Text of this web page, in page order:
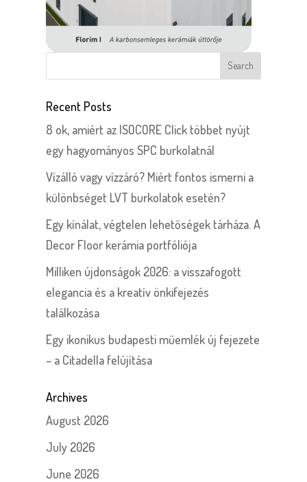
Recent Posts
8 ok, amiért az ISOCORE Click többet nyújt
egy hagyományos SPC burkolatnál
Vízálló vagy vízzáró? Miért fontos ismerni a
különbséget LVT burkolatok esetén?
Egy kínálat, végtelen lehetőségek tárháza. A
Decor Floor kerámia portfóliója
Milliken újdonságok 2026: a visszafogott
elegancia és a kreatív önkifejezés
találkozása
Egy ikonikus budapesti műemlék új fejezete
– a Citadella felújítása
Archives
August 2026
July 2026
June 2026